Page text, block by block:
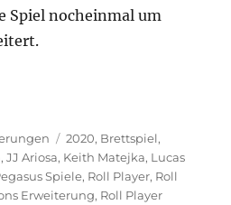
Spiel nocheinmal um
& Familiars Erweiterung“
Schlagwörter
2020, Brettspiel,
,JJ Ariosa, Keith Matejka, Lucas
Spiele, Roll Player, Roll
Erweiterung, Roll Player